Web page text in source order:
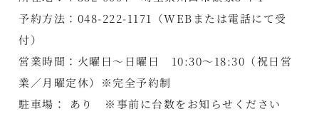
予約方法：048-222-1171（WEBまたは電話にて受
付）
営業時間：火曜日～日曜日 10:30～18:30（祝日営
業／月曜定休）※完全予約制
駐車場： あり ※事前に台数をお知らせください